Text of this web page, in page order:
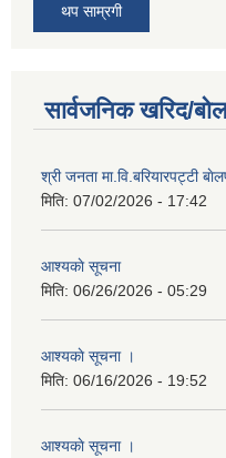
थप साम्रगी
सार्वजनिक खरिद/
श्री जनता मा.वि.बरियारपट्टी
मिति: 07/02/2026 - 17:42
आश्यकाे सूचना
मिति: 06/26/2026 - 05:29
आश्यकाे सूचना ।
मिति: 06/16/2026 - 19:52
आश्यकाे सूचना ।